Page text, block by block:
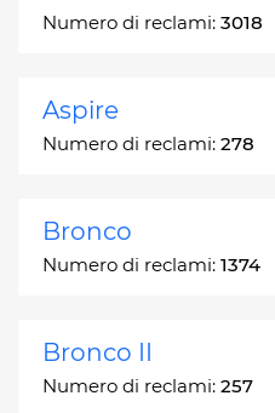
Numero di reclami: 3018
Aspire
Numero di reclami: 278
Bronco
Numero di reclami: 1374
Bronco II
Numero di reclami: 257